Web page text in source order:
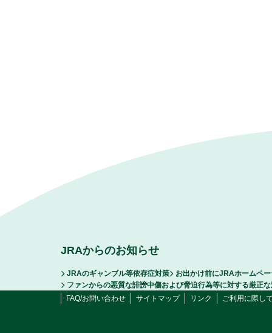
JRAからのお知らせ
JRAのギャンブル等依存症対策
お出かけ前にJRAホームペ
ファンからの悪質な誹謗中傷および脅迫行為等に対する厳正
FAQ/お問い合わせ
サイトマップ リンク ご利用に際し